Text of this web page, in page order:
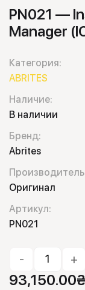
PN021 —
Manager
Категория:
ABRITES
Наличие:
В наличии
Бренд:
Abrites
Оригинал
Артикул:
PN021
- +
93,150.00₴